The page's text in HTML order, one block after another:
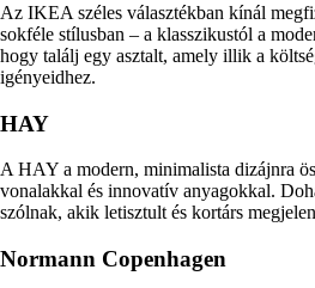
Az IKEA széles választékban kínál
sokféle stílusban – a klasszikustól a
hogy találj egy asztalt, amely illik a
igényeidhez.
HAY
A HAY a modern, minimalista dizájnra
vonalakkal és innovatív anyagokkal.
szólnak, akik letisztult és kortárs
Normann Copenhagen